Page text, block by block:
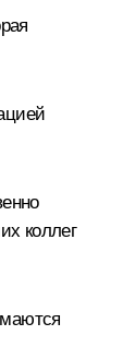
коллег